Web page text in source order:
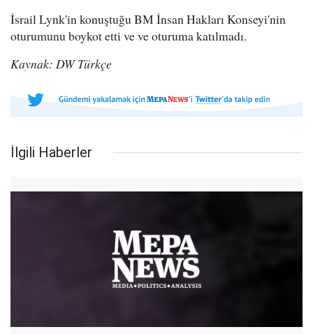
İsrail Lynk'in konuştuğu BM İnsan Hakları Konseyi'nin
oturumunu boykot etti ve ve oturuma katılmadı.
Kaynak: DW Türkçe
İlgili Haberler